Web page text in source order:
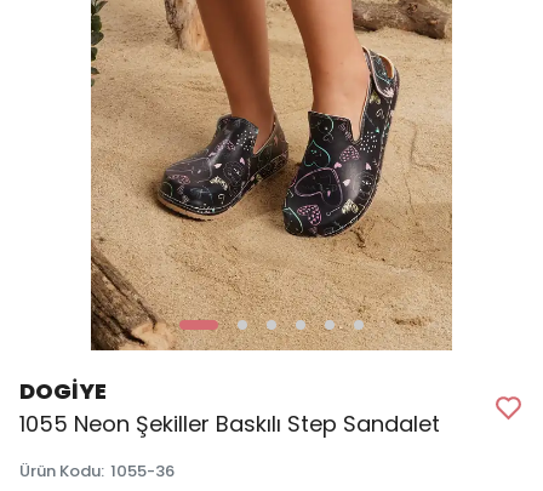
DOGİYE
1055 Neon Şekiller Baskılı Step Sandalet
Ürün Kodu: 1055-36